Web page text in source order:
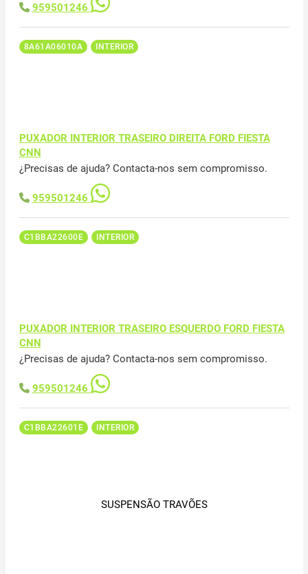
959501246
8A61A06010A INTERIOR
PUXADOR INTERIOR TRASEIRO DIREITA FORD FIESTA
CNN
¿Precisas de ajuda? Contacta-nos sem compromisso.
959501246
C1BBA22600E INTERIOR
PUXADOR INTERIOR TRASEIRO ESQUERDO FORD FIESTA
CNN
¿Precisas de ajuda? Contacta-nos sem compromisso.
959501246
C1BBA22601E INTERIOR
SUSPENSÃO TRAVÕES